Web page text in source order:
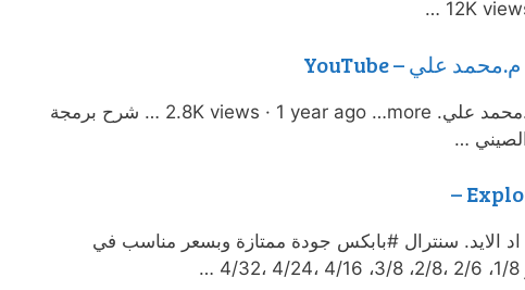
سنترال PABX TC-108 م.محمد علي. 2.8K views · 1 year ago …more … شرح برمجة
…
الايد. سنترال #بابكس جودة ممتازة وبسعر مناسب في